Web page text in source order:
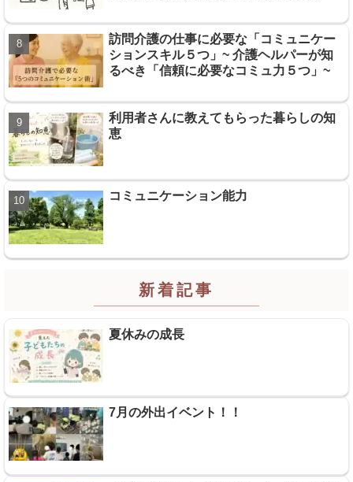
訪問介護の仕事に必要な「コミュニケー
ションスキル５つ」~ 介護ヘルパーが知
るべき「信頼に必要なコミュ力５つ」~
利用者さんに教えてもらった暮らしの知
恵
コミュニケーション能力
新着記事
夏休みの成長
7月の外出イベント！！